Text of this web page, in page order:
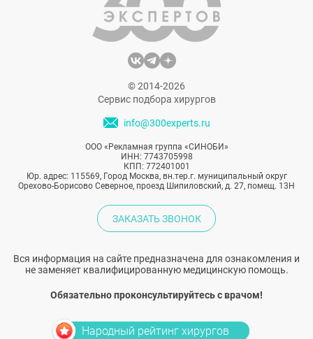
активную регенерацию. Поэтому эффект
омоложения сохраняется достаточно
долго. В общем, настоящее чудо, о
котором нужно знать побольше — и сейчас
мы как раз о нем расскажем.
© 2014-2026
Сервис подбора хирургов
info@300experts.ru
ООО «Рекламная группа «СИНОБИ»
ИНН: 7743705998
КПП: 772401001
Юр. адрес: 115569, Город Москва, вн.тер.г. муниципальный округ
Орехово-Борисово Северное, проезд Шипиловский, д. 27, помещ. 13Н
ЗАКАЗАТЬ ЗВОНОК
Вся информация на сайте предназначена для ознакомления и
не заменяет квалифицированную медицинскую помощь.
Обязательно проконсультируйтесь с врачом!
Народный рейтинг хирургов